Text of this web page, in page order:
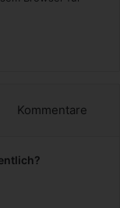
Kommentare